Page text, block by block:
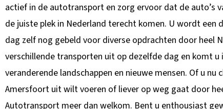
actief in de autotransport en zorg ervoor dat de auto’s
de juiste plek in Nederland terecht komen. U wordt een
dag zelf nog gebeld voor diverse opdrachten door heel
verschillende transporten uit op dezelfde dag en komt u
veranderende landschappen en nieuwe mensen. Of u nu
Amersfoort uit wilt voeren of liever op weg gaat door
Autotransport meer dan welkom. Bent u enthousiast